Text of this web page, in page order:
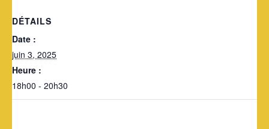
DÉTAILS
Date :
juin 3, 2025
Heure :
18h00 - 20h30